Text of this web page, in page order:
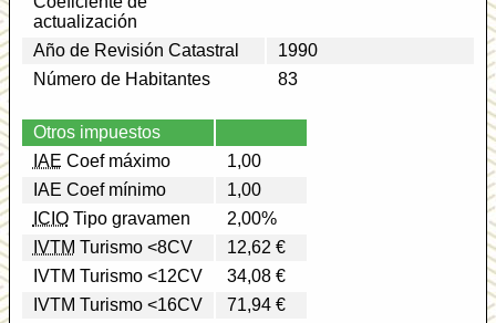
actualización
Año de Revisión Catastral
1990
Número de Habitantes
83
Otros impuestos
IAE Coef máximo
1,00
IAE Coef mínimo
1,00
ICIOTipo gravamen
2,00%
IVTM Turismo <8CV
12,62 €
IVTM Turismo <12CV
34,08 €
IVTM Turismo <16CV
71,94 €